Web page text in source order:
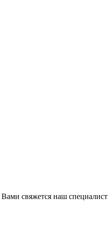
свяжется наш специалист